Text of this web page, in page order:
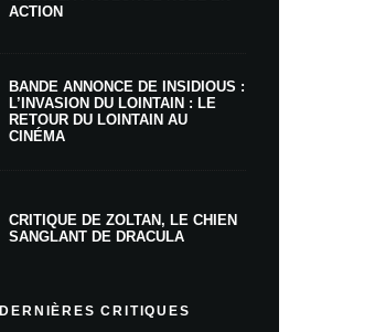
ACTION
BANDE ANNONCE DE INSIDIOUS :
L’INVASION DU LOINTAIN : LE
RETOUR DU LOINTAIN AU
CINÉMA
CRITIQUE DE ZOLTAN, LE CHIEN
SANGLANT DE DRACULA
CRITIQUES